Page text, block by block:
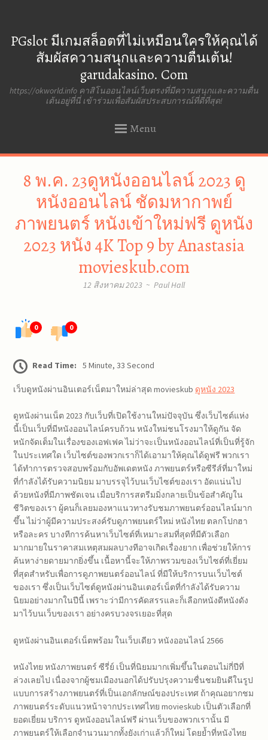
PGslot มีเกมสล็อตที่ไม่เหมือนใครให้คุณได้
สัมผัสความสนุกและความตื่นเต้น!
garudakasino. Com
https://okworld.info คาสิโนออนไลน์เว็บตรงที่มีความสนุกและความตื่น
เต้นอยู่ที่นี่ เข้าร่วมเพื่อสัมผัสประสบการณ์ที่ดีที่สุด!
Menu
8 พ.ค. 23ดูหนังออนไลน์ 2023 ดู
หนังออนไลน์ ชัดมหากาพย์
ภาพยนตร์ หนังเข้าใหม่ฟรี ดูหนัง
2023 หนัง 4K Top 9 by Anastasia
movieskub.com
12 สิงหาคม 2023 ~ Paul Hall
0 0
Read Time: 5 Minute, 33 Second
เว็บดูหนังผ่านอินเตอร์เน็ตมาใหม่ล่าสุด movieskub ดูหนัง 2023
ดูหนังผ่านเน็ต 2023 กับเว็บที่เปิดใช้งานใหม่ปัจจุบัน ซึ่งเว็บไซต์แห่ง
นี้เป็นเว็บที่มีหนังออนไลน์ครบถ้วน หนังใหม่ชนโรงมาให้ดูกัน จัด
หนักจัดเต็มในเรื่องของเอฟเฟค ไม่ว่าจะเป็นหนังออนไลน์ที่เป็นที่รู้จัก
ในประเทศใด เว็บไซต์ของพวกเราก็ได้เอามาให้คุณได้ดูฟรี พวกเรา
ได้ทำการตรวจสอบพร้อมกับอัพเดตหนัง ภาพยนตร์หรือซีรีส์ที่มาใหม่
ที่กำลังได้รับความนิยม มาบรรจุไว้บนเว็บไซต์ของเรา อัดแน่นไป
ด้วยหนังที่มีภาพชัดเจน เมื่อบริการสตรีมมิ่งกลายเป็นข้อสำคัญใน
ชีวิตของเรา ผู้คนก็เลยมองหาแนวทางรับชมภาพยนตร์ออนไลน์มาก
ขึ้น ไม่ว่าผู้มีความประสงค์รับดูภาพยนตร์ใหม่ หนังไทย ตลกโปกฮา
หรือละคร บางทีการค้นหาเว็บไซต์ที่เหมาะสมที่สุดที่มีตัวเลือก
มากมายในราคาสมเหตุสมผลบางทีอาจเกิดเรื่องยาก เพื่อช่วยให้การ
ค้นหาง่ายดายมากยิ่งขึ้น เนื้อหานี้จะให้ภาพรวมของเว็บไซต์ที่เยี่ยม
ที่สุดสำหรับเพื่อการดูภาพยนตร์ออนไลน์ ที่มีให้บริการบนเว็บไซต์
ของเรา ซึ่งเป็นเว็บไซต์ดูหนังผ่านอินเตอร์เน็ตที่กำลังได้รับความ
นิยมอย่างมากในปีนี้ เพราะว่ามีการคัดสรรและก็เลือกหนังดีหนังดัง
มาไว้บนเว็บของเรา อย่างครบวงจรเยอะที่สุด
ดูหนังผ่านอินเตอร์เน็ตพร้อม ในเว็บเดียว หนังออนไลน์ 2566
หนังไทย หนังภาพยนตร์ ซีรี่ย์ เป็นที่นิยมมากเพิ่มขึ้นในตอนไม่กี่ปีที่
ล่วงเลยไป เนื่องจากผู้ชมเมืองนอกได้ปรับปรุงความชื่นชมยินดีในรูป
แบบการสร้างภาพยนตร์ที่เป็นเอกลักษณ์ของประเทศ ถ้าคุณอยากชม
ภาพยนตร์ระดับแนวหน้าจากประเทศไทย movieskub เป็นตัวเลือกที่
ยอดเยี่ยม บริการ ดูหนังออนไลน์ฟรี ผ่านเว็บของพวกเรานั้น มี
ภาพยนตร์ให้เลือกจำนวนมากทั้งยังเก่าแล้วก็ใหม่ โดยย้ำที่หนังไทย